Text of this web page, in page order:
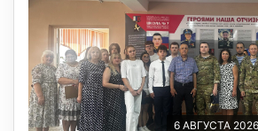
6 АВГУСТА